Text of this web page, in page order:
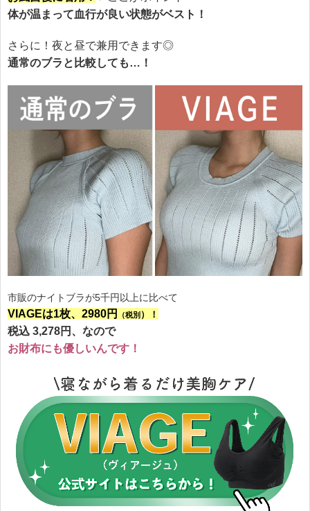
体が温まって血行が良い状態がベスト！
さらに！夜と昼で兼用できます◎
通常のブラと比較しても…！
市販のナイトブラが5千円以上に比べて
VIAGEは1枚、2980円 （税別 ）！
税込 3,278円、なので
お財布にも優しいんです！